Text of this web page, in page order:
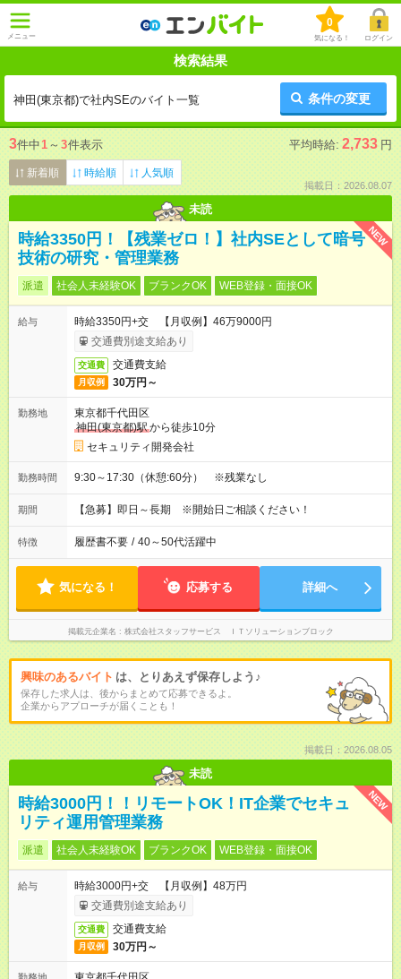
メニュー
0
気になる！ ログイン
検索結果
神田(東京都)で社内SEのバイト一覧 条件の変更
3件中1 ～ 3件表示 平均時給: 2,733 円
新着順 時給順 人気順
掲載日：2026.08.07
未読
NEW
時給3350円！【残業ゼロ！】社内SEとして暗号
技術の研究・管理業務
派遣 社会人未経験OK ブランクOK WEB登録・面接OK
給与
時給3350円+交 【月収例】46万9000円
交通費別途支給あり
交通費 交通費支給
月収例 30万円～
勤務地
東京都千代田区
神田(東京都)駅から徒歩10分
セキュリティ開発会社
勤務時間 9:30～17:30（休憩:60分） ※残業なし
期間 【急募】即日～長期 ※開始日ご相談ください！
特徴 履歴書不要 / 40～50代活躍中
気になる！ 応募する 詳細へ
掲載元企業名 株式会社スタッフサービス ＩＴソリューションブロック
興味のあるバイト は、とりあえず保存しよう♪
保存した求人は、後からまとめて応募できるよ。
企業からアプローチが届くことも！
掲載日：2026.08.05
未読
NEW
時給3000円！！リモートOK！IT企業でセキュ
リティ運用管理業務
派遣 社会人未経験OK ブランクOK WEB登録・面接OK
給与
時給3000円+交 【月収例】48万円
交通費別途支給あり
交通費 交通費支給
月収例 30万円～